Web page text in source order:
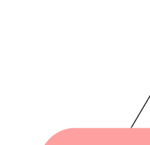
Ursachen für eine beobachtete
durch Ausdrucken der
Vorlage und fügen Sie Inhalte
an Ihren Anwendungsfall